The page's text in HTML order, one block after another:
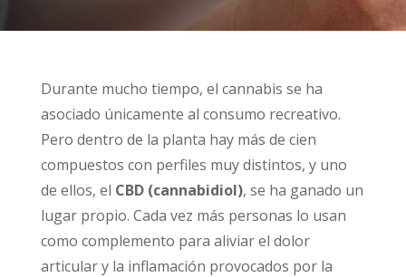
Durante mucho tiempo, el cannabis se ha
asociado únicamente al consumo recreativo.
Pero dentro de la planta hay más de cien
compuestos con perfiles muy distintos, y uno
de ellos, el CBD (cannabidiol), se ha ganado un
lugar propio. Cada vez más personas lo usan
como complemento para aliviar el dolor
articular y la inflamación provocados por la